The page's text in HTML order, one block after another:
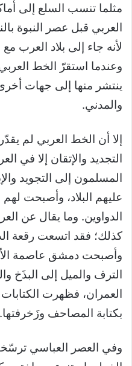
مثلما تنسب السلع إلى
العربي قبل عصر النبوة
لأنه جاء إلى بلاد العرب
وعندما استقرّ الخط
ينتشر منها إلى جهات
والمدني.
إلا أن الخط العربي لم
التجديد والإتقان إلا في
المسلمون إلى التجويد
عليهم البلاد، وأصبحت
الدواوين. وما يقال عن
كذلك؛ فقد اتسعت رقعة
وأصبحت دمشق عاصمة
الترف والميل إلى البذَخ
العمران، فظهرت
بكتابة المصاحف وزَخرفتها.
وفي العصر العباسي